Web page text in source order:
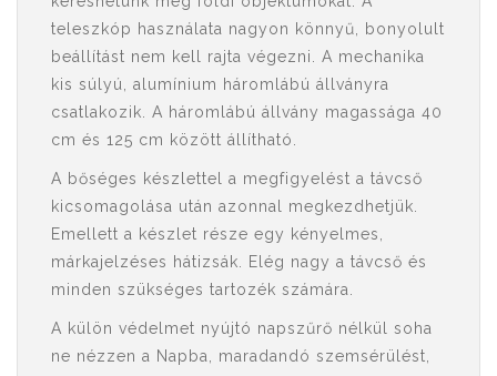
teleszkóp használata nagyon könnyű, bonyolult
beállítást nem kell rajta végezni. A mechanika
kis súlyú, alumínium háromlábú állványra
csatlakozik. A háromlábú állvány magassága 40
cm és 125 cm között állítható.
A bőséges készlettel a megfigyelést a távcső
kicsomagolása után azonnal megkezdhetjük.
Emellett a készlet része egy kényelmes,
márkajelzéses hátizsák. Elég nagy a távcső és
minden szükséges tartozék számára.
A külön védelmet nyújtó napszűrő nélkül soha
ne nézzen a Napba, maradandó szemsérülést,